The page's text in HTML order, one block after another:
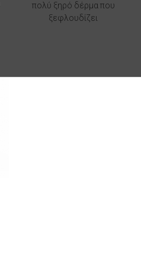
πολύ ξηρό δέρμα που
ξεφλουδίζει